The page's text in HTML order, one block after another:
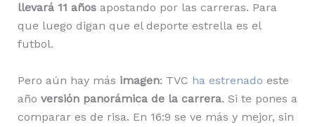
llevará 11 añosapostando por las carreras. Para
que luego digan que el deporte estrella es el
futbol.
Pero aún hay más imagen: TVC ha estrenado este
año versión panorámica de la carrera. Si te pones a
comparar es de risa. En 16:9 se ve más y mejor, sin